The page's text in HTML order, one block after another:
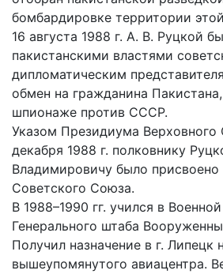
бомбардировке
16 августа 1988 г. А. В. Руцкой
пакистанскими властями
дипломатическим
обмен на гражданина
шпионаже против СССР.
Указом Президиума
декабря 1988 г. полковнику
Владимировичу было присвоено
Советского Союза.
В 1988–1990 гг. учился в
Генерального штаба
Получил назначение в г. Липецк
вышеупомянутого авиацентра.